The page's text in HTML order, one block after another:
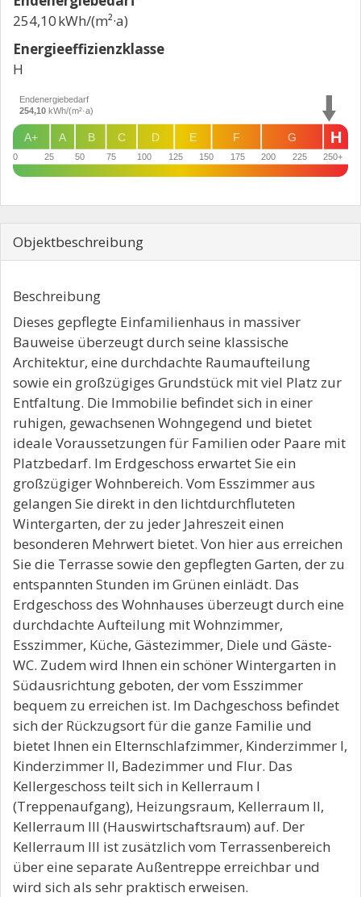
254,10 kWh/(m²·a)
Energie­effizienz­klasse
H
0 25 50 75 100 125 150 175 200 225 250+
G
F
E
D
C
B
A
A+ H
Endenergiebedarf
254,10kWh/(m²·a)
Objekt­beschreibung
Beschreibung
Dieses gepflegte Einfamilienhaus in massiver
Bauweise überzeugt durch seine klassische
Architektur, eine durchdachte Raumaufteilung
sowie ein großzügiges Grundstück mit viel Platz zur
Entfaltung. Die Immobilie befindet sich in einer
ruhigen, gewachsenen Wohngegend und bietet
ideale Voraussetzungen für Familien oder Paare mit
Platzbedarf. Im Erdgeschoss erwartet Sie ein
großzügiger Wohnbereich. Vom Esszimmer aus
gelangen Sie direkt in den lichtdurchfluteten
Wintergarten, der zu jeder Jahreszeit einen
besonderen Mehrwert bietet. Von hier aus erreichen
Sie die Terrasse sowie den gepflegten Garten, der zu
entspannten Stunden im Grünen einlädt. Das
Erdgeschoss des Wohnhauses überzeugt durch eine
durchdachte Aufteilung mit Wohnzimmer,
Esszimmer, Küche, Gästezimmer, Diele und Gäste-
WC. Zudem wird Ihnen ein schöner Wintergarten in
Südausrichtung geboten, der vom Esszimmer
bequem zu erreichen ist. Im Dachgeschoss befindet
sich der Rückzugsort für die ganze Familie und
bietet Ihnen ein Elternschlafzimmer, Kinderzimmer I,
Kinderzimmer II, Badezimmer und Flur. Das
Kellergeschoss teilt sich in Kellerraum I
(Treppenaufgang), Heizungsraum, Kellerraum II,
Kellerraum III (Hauswirtschaftsraum) auf. Der
Kellerraum III ist zusätzlich vom Terrassenbereich
über eine separate Außentreppe erreichbar und
wird sich als sehr praktisch erweisen.